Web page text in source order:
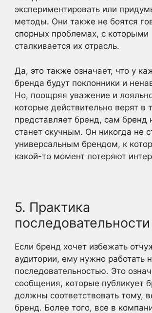
экспериментировать или
методы. Они также не боятся
спорных проблемах, с которыми
сталкивается их отрасль.
Да, это также означает, что у
бренда будут поклонники и
Но, поощряя уважение и
которые действительно верят в
представляет бренд, сам бренд
станет скучным. Он никогда не
универсальным брендом, к
какой-то момент потеряют
5. Практика
последовательности
Если бренд хочет избежать
аудитории, ему нужно работать
последовательностью. Это
сообщения, которые публикует
должны соответствовать тому,
бренд. Более того, все в